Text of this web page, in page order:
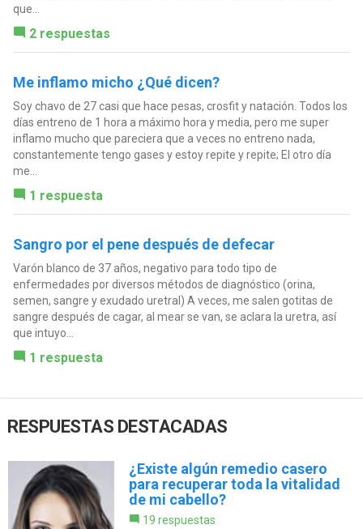
que...
2 respuestas
Me inflamo micho ¿Qué dicen?
Soy chavo de 27 casi que hace pesas, crosfit y natación. Todos los
días entreno de 1 hora a máximo hora y media, pero me super
inflamo mucho que pareciera que a veces no entreno nada,
constantemente tengo gases y estoy repite y repite; El otro día
me...
1 respuesta
Sangro por el pene después de defecar
Varón blanco de 37 años, negativo para todo tipo de
enfermedades por diversos métodos de diagnóstico (orina,
semen, sangre y exudado uretral) A veces, me salen gotitas de
sangre después de cagar, al mear se van, se aclara la uretra, así
que intuyo...
1 respuesta
RESPUESTAS DESTACADAS
¿Existe algún remedio casero
para recuperar toda la vitalidad
de mi cabello?
19 respuestas